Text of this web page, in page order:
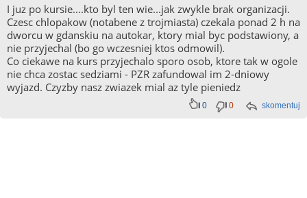
I juz po kursie....kto byl ten wie...jak zwykle brak organizacji.
Czesc chlopakow (notabene z trojmiasta) czekala ponad 2 h na
dworcu w gdanskiu na autokar, ktory mial byc podstawiony, a
nie przyjechal (bo go wczesniej ktos odmowil).
Co ciekawe na kurs przyjechalo sporo osob, ktore tak w ogole
nie chca zostac sedziami - PZR zafundowal im 2-dniowy
wyjazd. Czyzby nasz zwiazek mial az tyle pieniedz
skomentuj
0 0